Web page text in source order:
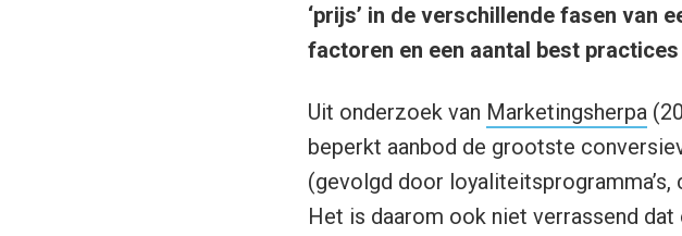
‘prijs’ in de verschillende fasen van
factoren en een aantal best practices
Uit onderzoek van Marketingsherpa
beperkt aanbod de grootste
(gevolgd door
Het is daarom ook niet verrassend